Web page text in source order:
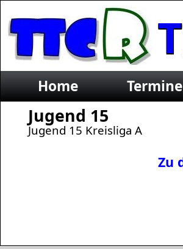
e.V.
Home Termine
Jugend 15
Jugend 15 Kreisliga A
Zu